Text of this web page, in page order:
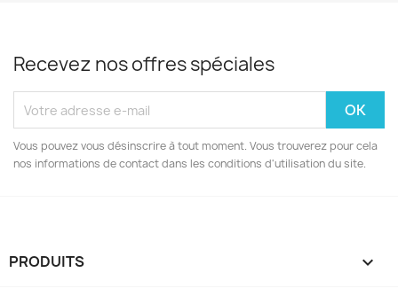
Recevez nos offres spéciales
Vous pouvez vous désinscrire à tout moment. Vous trouverez pour cela
nos informations de contact dans les conditions d'utilisation du site.
PRODUITS 